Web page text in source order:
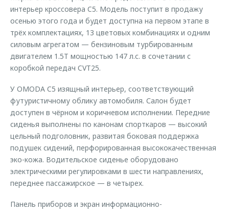
C7
от 2 739 000 ₽*
Записаться на тест-драйв
Cпецпредложения
Прайс-листы
OMODA Лизинг
Кредит и страхование
Кредитные программы
Страхование
Кредитный калькулятор
Аксессуары
Одежда и сувениры
Оригинальные аксессуары
Запчасти
Кузовной ремонт
Поддержка
Помощь на дороге
Гарантия
Дополнительная техническая поддержка
Руководства по эксплуатации
Клиентская поддержка
O&J Автоклуб
Клуб владельцев OMODA
Приложение O&J
Онлайн-сервисы
Приложение O&J
Клуб владельцев OMODA
Правовая информация
Обратная связь
интерьер кроссовера C5. Модель поступит в продажу
осенью этого года и будет доступна на первом этапе в
трёх комплектациях, 13 цветовых комбинациях и одним
силовым агрегатом — бензиновым турбированным
двигателем 1.5T мощностью 147 л.с. в сочетании с
коробкой передач CVT25.
У OMODA C5 изящный интерьер, соответствующий
футуристичному облику автомобиля. Салон будет
доступен в чёрном и коричневом исполнении. Передние
сиденья выполнены по канонам спорткаров — высокий
цельный подголовник, развитая боковая поддержка
подушек сидений, перфорированная высококачественная
эко-кожа. Водительское сиденье оборудовано
электрическими регулировками в шести направлениях,
переднее пассажирское — в четырех.
Панель приборов и экран информационно-